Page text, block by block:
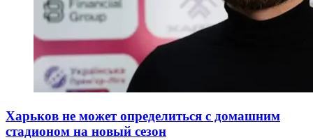
Харьков не может определиться с домашним
стадионом на новый сезон